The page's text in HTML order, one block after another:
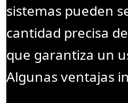
sistemas pueden
cantidad precisa
que garantiza un
Algunas ventajas